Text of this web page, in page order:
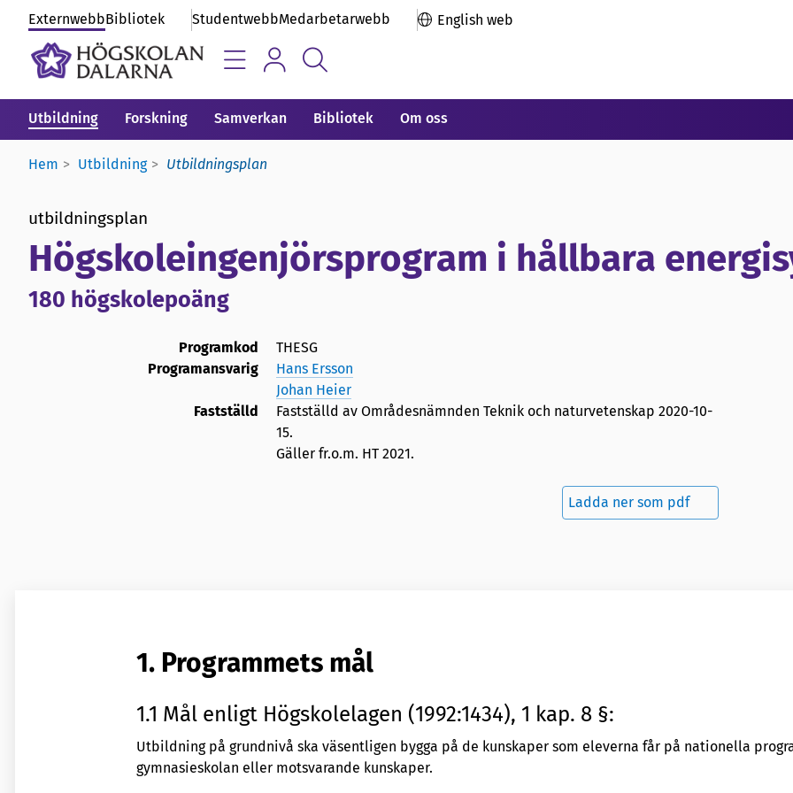
ExternwebbBibliotek StudentwebbMedarbetarwebb English web
Utbildning Forskning Samverkan Bibliotek Om oss
Hem Utbildning Utbildningsplan
utbildningsplan
Högskoleingenjörsprogram i hållbara
180 högskolepoäng
Programkod
THESG
Programansvarig
Hans Ersson
Johan Heier
Fastställd
Fastställd av Områdesnämnden Teknik och naturvetenskap 2020-10-
15.
Gäller fr.o.m. HT 2021.
Ladda ner som pdf
1. Programmets mål
1.1 Mål enligt Högskolelagen (1992:1434), 1 kap. 8 §:
Utbildning på grundnivå ska väsentligen bygga på de kunskaper som eleverna får på nationella
gymnasieskolan eller motsvarande kunskaper.